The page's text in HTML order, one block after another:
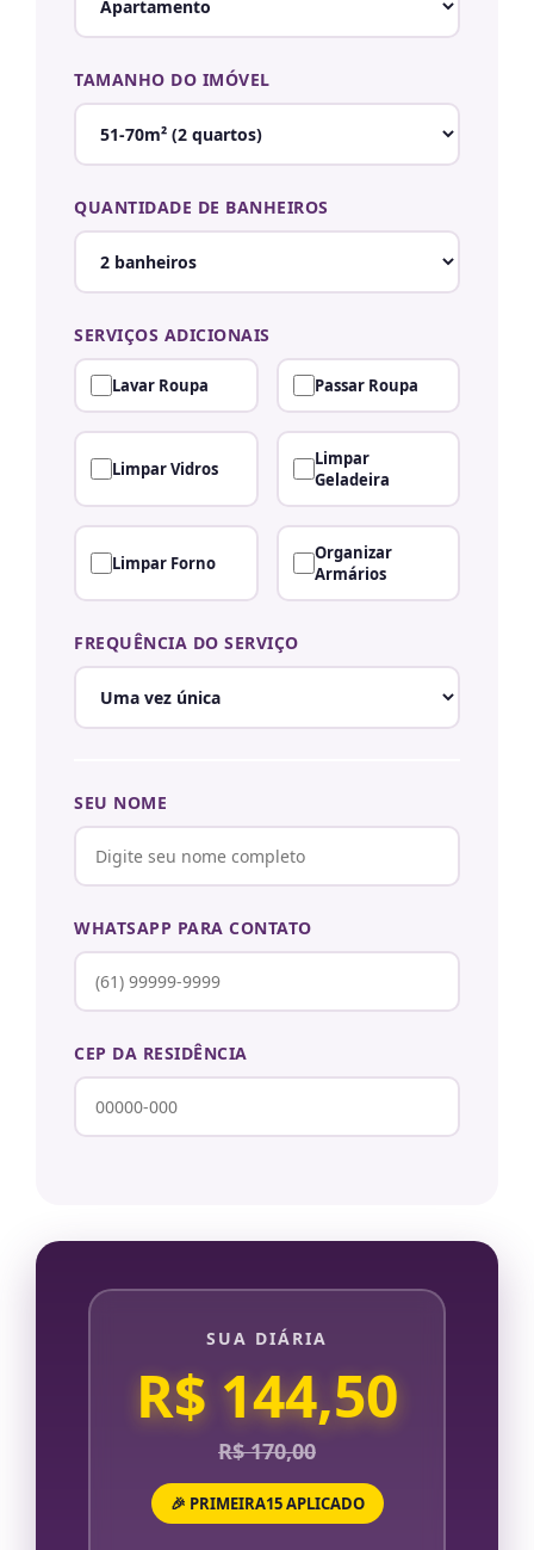
TAMANHO DO IMÓVEL
QUANTIDADE DE BANHEIROS
SERVIÇOS ADICIONAIS
Lavar Roupa Passar Roupa
Limpar Vidros
Limpar
Geladeira
Limpar Forno
Organizar
Armários
FREQUÊNCIA DO SERVIÇO
SEU NOME
WHATSAPP PARA CONTATO
CEP DA RESIDÊNCIA
SUA DIÁRIA
R$ 144,50
R$ 170,00
🎉 PRIMEIRA15 APLICADO